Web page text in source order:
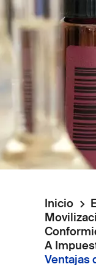
Ruta
de
Inicio
A
Ventajas